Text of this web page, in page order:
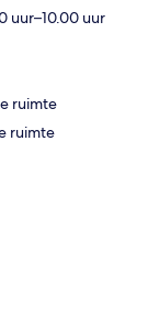
uur–10.00 uur
ruimte
ruimte